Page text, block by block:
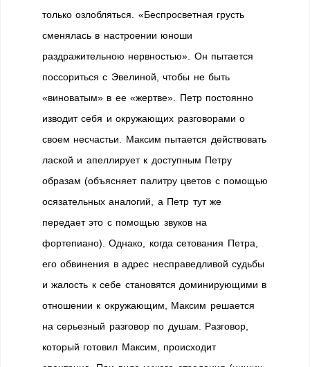
только озлобляться. «Беспросветная грусть
сменялась в настроении юноши
раздражительною нервностью». Он пытается
поссориться с Эвелиной, чтобы не быть
«виноватым» в ее «жертве». Петр постоянно
изводит себя и окружающих разговорами о
своем несчастьи. Максим пытается действовать
лаской и апеллирует к доступным Петру
образам (объясняет палитру цветов с помощью
осязательных аналогий, а Петр тут же
передает это с помощью звуков на
фортепиано). Однако, когда сетования Петра,
его обвинения в адрес несправедливой судьбы
и жалость к себе становятся доминирующими в
отношении к окружающим, Максим решается
на серьезный разговор по душам. Разговор,
который готовил Максим, происходит